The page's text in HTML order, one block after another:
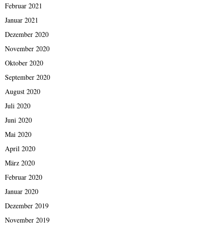
Februar 2021
Januar 2021
Dezember 2020
November 2020
Oktober 2020
September 2020
August 2020
Juli 2020
Juni 2020
Mai 2020
April 2020
März 2020
Februar 2020
Januar 2020
Dezember 2019
November 2019